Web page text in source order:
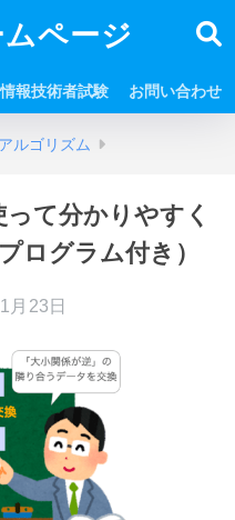
ページ
報技術者試験 お問い合わせ
ルゴリズム
て分かりやすく
ログラム付き）
月23日